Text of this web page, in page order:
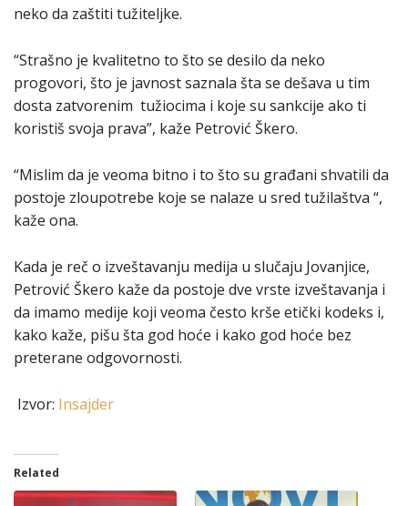
neko da zaštiti tužiteljke.
“Strašno je kvalitetno to što se desilo da neko
progovori, što je javnost saznala šta se dešava u tim
dosta zatvorenim tužiocima i koje su sankcije ako ti
koristiš svoja prava”, kaže Petrović Škero.
“Mislim da je veoma bitno i to što su građani shvatili da
postoje zloupotrebe koje se nalaze u sred tužilaštva “,
kaže ona.
Kada je reč o izveštavanju medija u slučaju Jovanjice,
Petrović Škero kaže da postoje dve vrste izveštavanja i
da imamo medije koji veoma često krše etički kodeks i,
kako kaže, pišu šta god hoće i kako god hoće bez
preterane odgovornosti.
Izvor: Insajder
Related